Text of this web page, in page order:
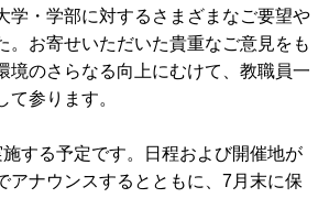
学・学部に対するさまざまなご要望や
。お寄せいただいた貴重なご意見をも
境のさらなる向上にむけて、教職員一
て参ります。
する予定です。日程および開催地が
アナウンスするとともに、7月末に保